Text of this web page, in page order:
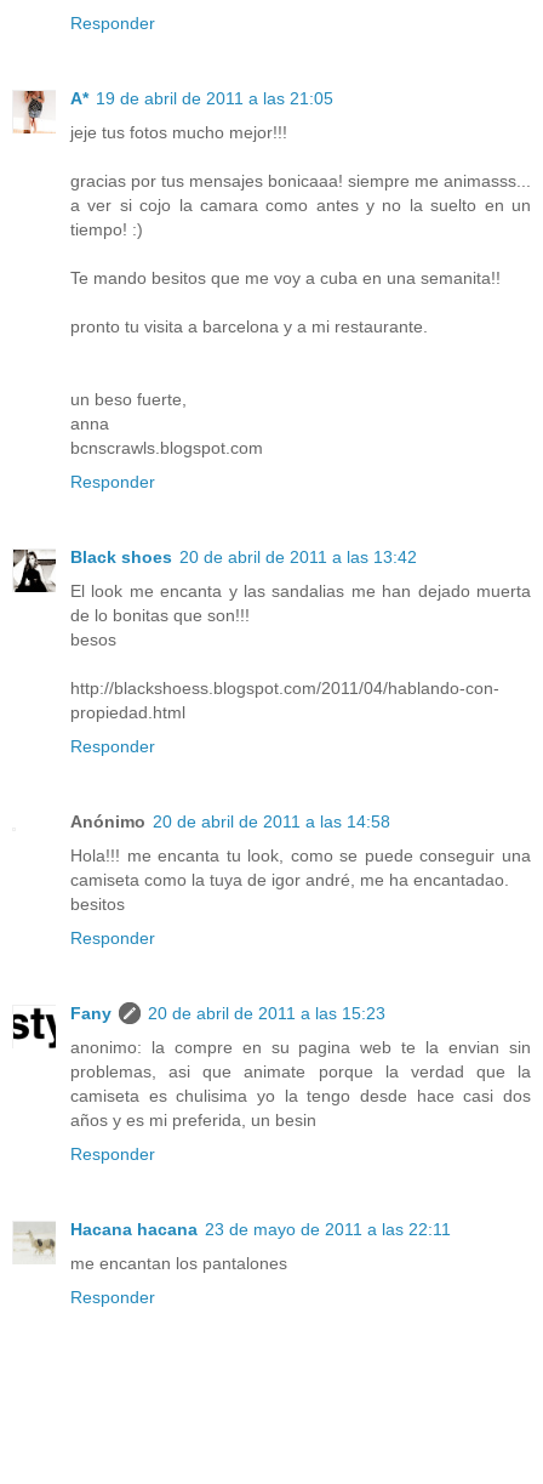
Responder
A* 19 de abril de 2011 a las 21:05
jeje tus fotos mucho mejor!!!
gracias por tus mensajes bonicaaa! siempre me animasss...
a ver si cojo la camara como antes y no la suelto en un
tiempo! :)
Te mando besitos que me voy a cuba en una semanita!!
pronto tu visita a barcelona y a mi restaurante.
un beso fuerte,
anna
bcnscrawls.blogspot.com
Responder
Black shoes 20 de abril de 2011 a las 13:42
El look me encanta y las sandalias me han dejado muerta
de lo bonitas que son!!!
besos
http://blackshoess.blogspot.com/2011/04/hablando-con-
propiedad.html
Responder
Anónimo 20 de abril de 2011 a las 14:58
Hola!!! me encanta tu look, como se puede conseguir una
camiseta como la tuya de igor andré, me ha encantadao.
besitos
Responder
Fany
20 de abril de 2011 a las 15:23
anonimo: la compre en su pagina web te la envian sin
problemas, asi que animate porque la verdad que la
camiseta es chulisima yo la tengo desde hace casi dos
años y es mi preferida, un besin
Responder
Hacana hacana 23 de mayo de 2011 a las 22:11
me encantan los pantalones
Responder